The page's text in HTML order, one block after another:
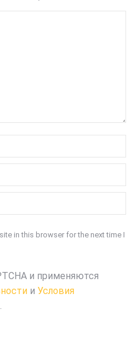
in this browser for the next time I
и применяются
и Условия